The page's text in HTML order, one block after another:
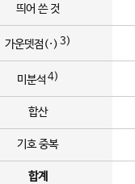
띄어 쓴 것
가운뎃점(·) 3)
미분석 4)
합산
기호 중복
합계